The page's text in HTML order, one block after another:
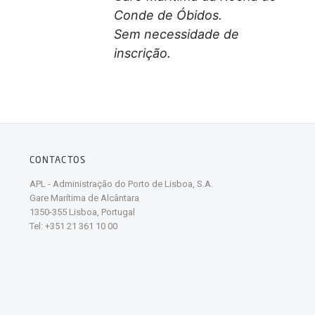
Conde de Óbidos.
Sem necessidade de
inscrição.
CONTACTOS
APL - Administração do Porto de Lisboa, S.A.
Gare Marítima de Alcântara
1350-355 Lisboa, Portugal
Tel: +351 21 361 10 00